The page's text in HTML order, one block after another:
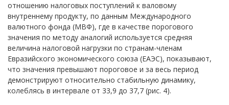
отношению налоговых поступлений к валовому
внутреннему продукту, по данным Международного
валютного фонда (МВФ), где в качестве порогового
значения по методу аналогий используется средняя
величина налоговой нагрузки по странам-членам
Евразийского экономического союза (ЕАЭС), показывают,
что значения превышают пороговое и за весь период
демонстрируют относительно стабильную динамику,
колеблясь в интервале от 33,9 до 37,7 (рис. 4).